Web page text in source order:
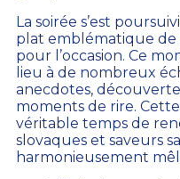
La soirée s’est
plat emblématique de
pour l’occasion. Ce
lieu à de nombreux
anecdotes,
moments de rire.
véritable temps de
slovaques et saveurs
harmonieusement